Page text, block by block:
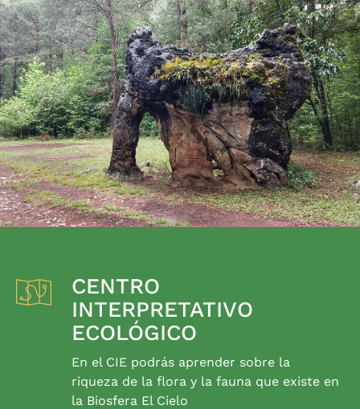
CENTRO
INTERPRETATIVO
ECOLÓGICO
En el CIE podrás aprender sobre la
riqueza de la flora y la fauna que existe en
la Biosfera El Cielo